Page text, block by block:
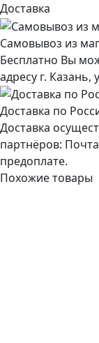
Доставка
Самовывоз из
Бесплатно Вы
адресу г.
Доставка по
Доставка
партнёров:
предоплате.
Похожие товары